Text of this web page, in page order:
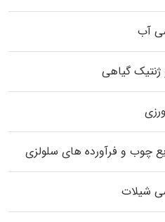
آب
ژنتیک گیاهی
چوب و فرآورده‌ های سلولزی
شیلات